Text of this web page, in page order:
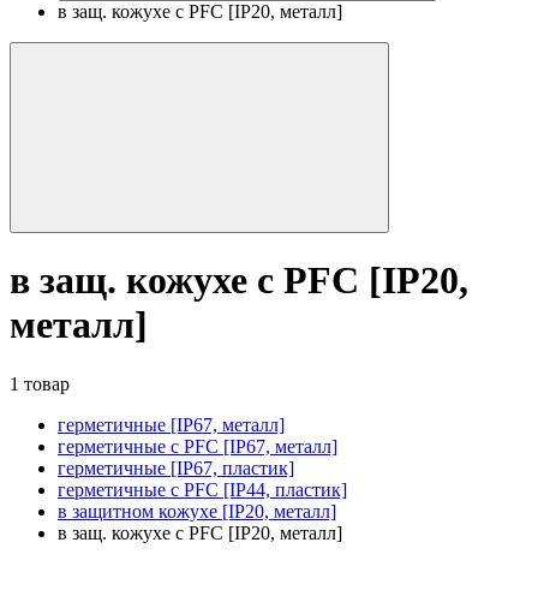
в защ. кожухе с PFC [IP20, металл]
в защ. кожухе с PFC [IP20,
металл]
1 товар
герметичные [IP67, металл]
герметичные с PFC [IP67, металл]
герметичные [IP67, пластик]
герметичные с PFC [IP44, пластик]
в защитном кожухе [IP20, металл]
в защ. кожухе с PFC [IP20, металл]